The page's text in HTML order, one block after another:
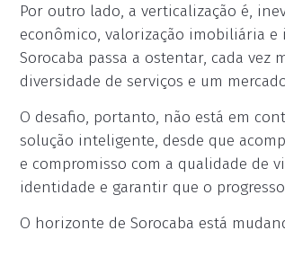
Por outro lado, a verticalização é,
econômico, valorização imobiliária e
Sorocaba passa a ostentar, cada
diversidade de serviços e um
O desafio, portanto, não está em
solução inteligente, desde que
e compromisso com a qualidade de
identidade e garantir que o
O horizonte de Sorocaba está